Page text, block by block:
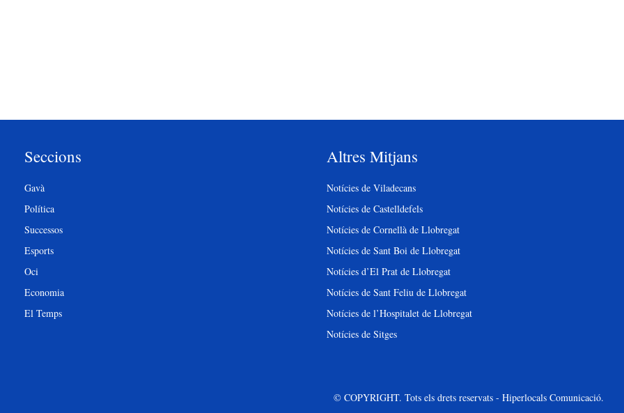
Seccions
Gavà
Política
Successos
Esports
Oci
Economia
El Temps
Altres Mitjans
Notícies de Viladecans
Notícies de Castelldefels
Notícies de Cornellà de Llobregat
Notícies de Sant Boi de Llobregat
Notícies d’El Prat de Llobregat
Notícies de Sant Feliu de Llobregat
Notícies de l’Hospitalet de Llobregat
Notícies de Sitges
© COPYRIGHT. Tots els drets reservats - Hiperlocals Comunicació.